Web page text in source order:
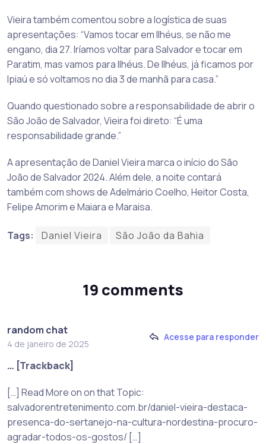
Vieira também comentou sobre a logística de suas
apresentações: “Vamos tocar em Ilhéus, se não me
engano, dia 27. Iríamos voltar para Salvador e tocar em
Paratim, mas vamos para Ilhéus. De Ilhéus, já ficamos por
Ipiaú e só voltamos no dia 3 de manhã para casa.”
Quando questionado sobre a responsabilidade de abrir o
São João de Salvador, Vieira foi direto: “É uma
responsabilidade grande.”
A apresentação de Daniel Vieira marca o início do São
João de Salvador 2024. Além dele, a noite contará
também com shows de Adelmário Coelho, Heitor Costa,
Felipe Amorim e Maiara e Maraisa.
Tags: Daniel Vieira São João da Bahia
19 comments
random chat
4 de janeiro de 2025
Acesse para responder
… [Trackback]
[…] Read More on on that Topic:
salvadorentretenimento.com.br/daniel-vieira-destaca-
presenca-do-sertanejo-na-cultura-nordestina-procuro-
agradar-todos-os-gostos/ […]